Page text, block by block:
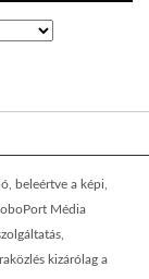
beleértve a képi,
Média
kizárólag a